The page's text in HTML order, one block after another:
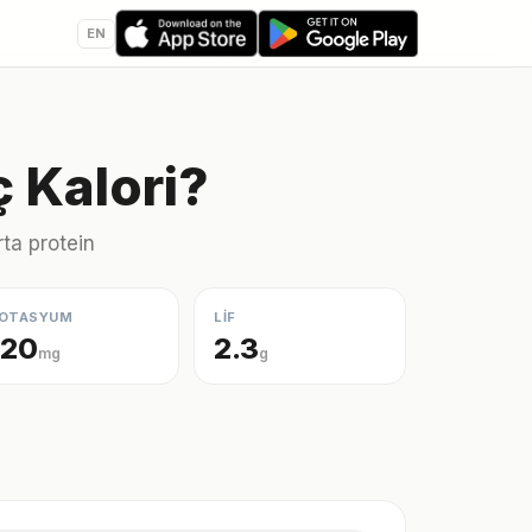
EN
Kalori?
protein
mg
LİF
2.3g